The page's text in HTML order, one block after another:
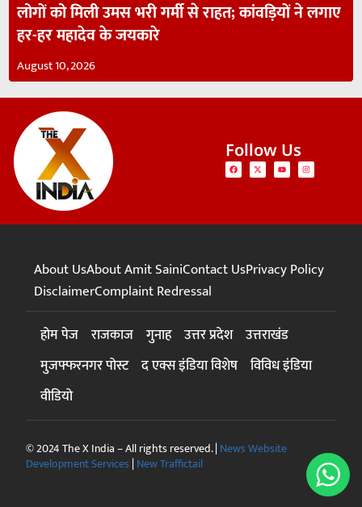
लोगों को मिली उमस भरी गर्मी से राहत; कांवड़ियों ने लगाए
हर-हर महादेव के जयकारे
August 10, 2026
Follow Us
About UsAbout Amit SainiContact UsPrivacy Policy
DisclaimerComplaint Redressal
होम पेज राजकाज गुनाह उत्तर प्रदेश उत्तराखंड
मुजफ्फरनगर पोस्ट द एक्स इंडिया विशेष विविध इंडिया
वीडियो
© 2024 The X India – All rights reserved. | News Website
Development Services | New Traffictail